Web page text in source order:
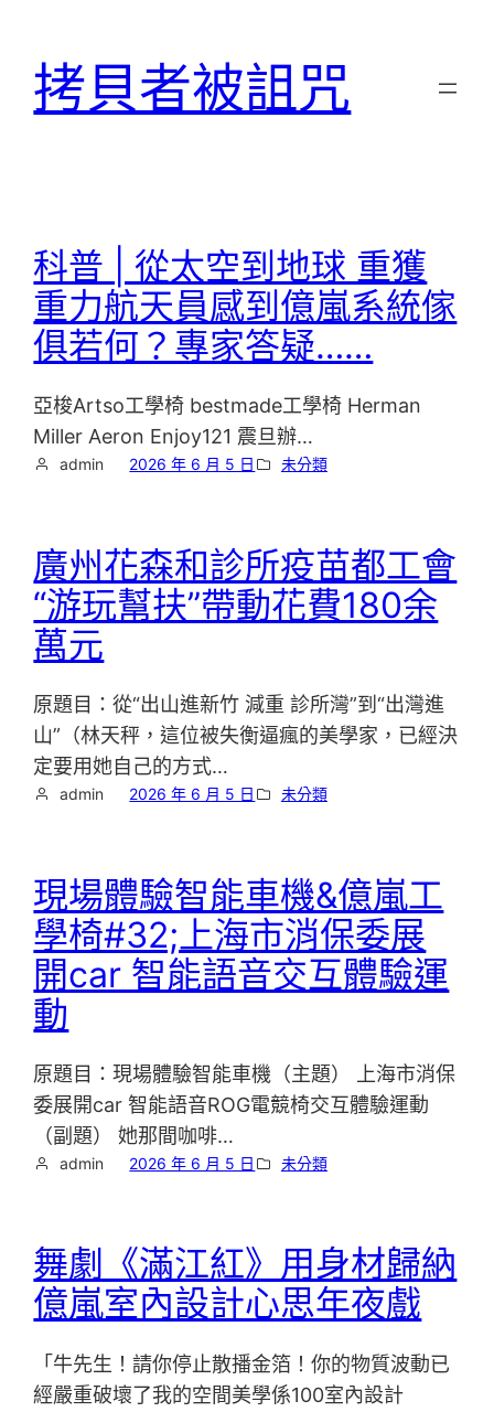
拷貝者被詛咒
科普 | 從太空到地球 重獲
重力航天員感到億嵐系統傢
俱若何？專家答疑……
亞梭Artso工學椅 bestmade工學椅 Herman
Miller Aeron Enjoy121 震旦辦…
admin 2026 年 6 月 5 日 未分類
廣州花森和診所疫苗都工會
“游玩幫扶”帶動花費180余
萬元
原題目：從“出山進新竹 減重 診所灣”到“出灣進
山”（林天秤，這位被失衡逼瘋的美學家，已經決
定要用她自己的方式…
admin 2026 年 6 月 5 日 未分類
現場體驗智能車機&億嵐工
學椅#32;上海市消保委展
開car 智能語音交互體驗運
動
原題目：現場體驗智能車機（主題） 上海市消保
委展開car 智能語音ROG電競椅交互體驗運動
（副題） 她那間咖啡…
admin 2026 年 6 月 5 日 未分類
舞劇《滿江紅》用身材歸納
億嵐室內設計心思年夜戲
「牛先生！請你停止散播金箔！你的物質波動已
經嚴重破壞了我的空間美學係100室內設計